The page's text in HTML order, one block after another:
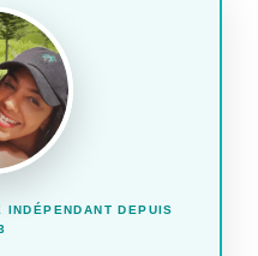
INDÉPENDANT DEPUIS